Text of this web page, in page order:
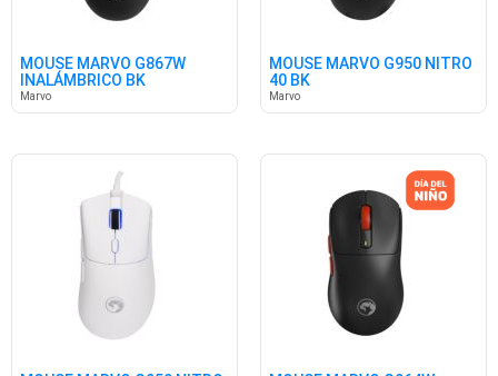
MOUSE MARVO G867W
INALÁMBRICO BK
Marvo
MOUSE MARVO G950 NITRO
40 BK
Marvo